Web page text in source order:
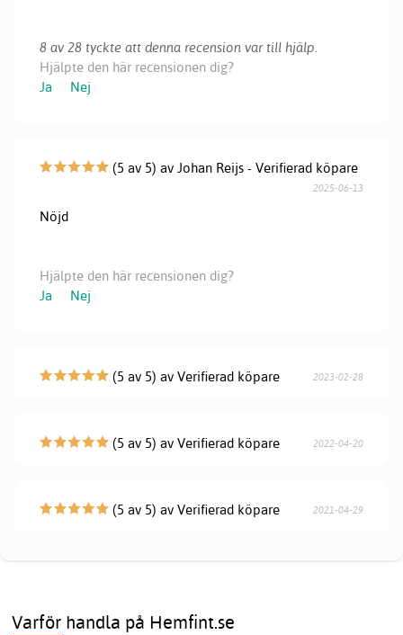
8 av 28 tyckte att denna recension var till hjälp.
Hjälpte den här recensionen dig?
Ja
Nej
(5 av 5) av Johan Reijs - Verifierad köpare
2025-06-13
Nöjd
Hjälpte den här recensionen dig?
Ja
Nej
(5 av 5) av Verifierad köpare 2023-02-28
(5 av 5) av Verifierad köpare 2022-04-20
(5 av 5) av Verifierad köpare 2021-04-29
Varför handla på Hemfint.se